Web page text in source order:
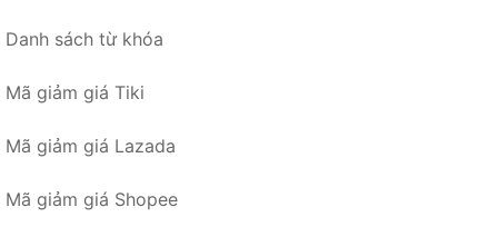
Danh sách từ khóa
Mã giảm giá Tiki
Mã giảm giá Lazada
Mã giảm giá Shopee